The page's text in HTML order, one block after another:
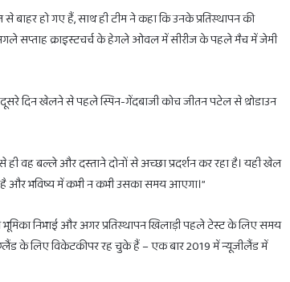
हो गए हैं, साथ ही टीम ने कहा कि उनके प्रतिस्थापन की
सप्ताह क्राइस्टचर्च के हेगले ओवल में सीरीज के पहले मैच में जेमी
दिन खेलने से पहले स्पिन-गेंदबाजी कोच जीतन पटेल से थ्रोडाउन
वह बल्ले और दस्ताने दोनों से अच्छा प्रदर्शन कर रहा है। यही खेल
और भविष्य में कभी न कभी उसका समय आएगा।”
निभाई और अगर प्रतिस्थापन खिलाड़ी पहले टेस्ट के लिए समय
के लिए विकेटकीपर रह चुके हैं – एक बार 2019 में न्यूजीलैंड में
के
1
घंटा
ही
समय
होलिका दहन के लिए मिलेगा सिर्फ 1 घंटा का ही समय